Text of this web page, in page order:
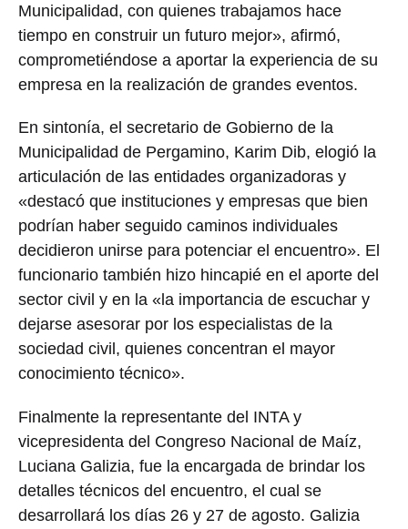
Municipalidad, con quienes trabajamos hace
tiempo en construir un futuro mejor», afirmó,
comprometiéndose a aportar la experiencia de su
empresa en la realización de grandes eventos.
En sintonía, el secretario de Gobierno de la
Municipalidad de Pergamino, Karim Dib, elogió la
articulación de las entidades organizadoras y
«destacó que instituciones y empresas que bien
podrían haber seguido caminos individuales
decidieron unirse para potenciar el encuentro». El
funcionario también hizo hincapié en el aporte del
sector civil y en la «la importancia de escuchar y
dejarse asesorar por los especialistas de la
sociedad civil, quienes concentran el mayor
conocimiento técnico».
Finalmente la representante del INTA y
vicepresidenta del Congreso Nacional de Maíz,
Luciana Galizia, fue la encargada de brindar los
detalles técnicos del encuentro, el cual se
desarrollará los días 26 y 27 de agosto. Galizia